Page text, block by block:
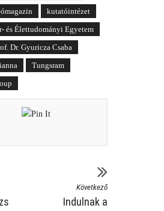
kutatóintézet
és Élettudományi Egyetem
Dr. Gyuricza Csaba
Tungsram
Következő
Indulnak a